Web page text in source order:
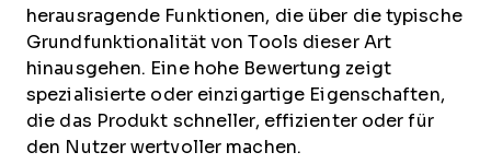
herausragende Funktionen, die über die typische
Grundfunktionalität von Tools dieser Art
hinausgehen. Eine hohe Bewertung zeigt
spezialisierte oder einzigartige Eigenschaften,
die das Produkt schneller, effizienter oder für
den Nutzer wertvoller machen.